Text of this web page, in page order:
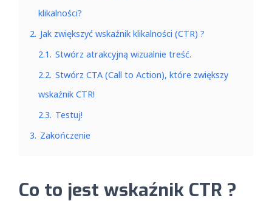
klikalności?
2. Jak zwiększyć wskaźnik klikalności (CTR) ?
2.1. Stwórz atrakcyjną wizualnie treść.
2.2. Stwórz CTA (Call to Action), które zwiększy
wskaźnik CTR!
2.3. Testuj!
3. Zakończenie
Co to jest wskaźnik CTR ?